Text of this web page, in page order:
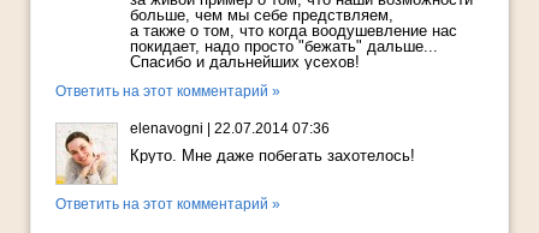
больше, чем мы себе предствляем,
а также о том, что когда воодушевление нас
покидает, надо просто "бежать" дальше...
Спасибо и дальнейших усехов!
Ответить на этот комментарий »
elenavogni | 22.07.2014 07:36
Круто. Мне даже побегать захотелось!
Ответить на этот комментарий »